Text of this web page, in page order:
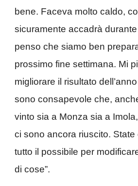
bene. Faceva molto caldo,
sicuramente accadrà
penso che siamo ben
prossimo fine settimana. Mi
migliorare il risultato
sono consapevole che,
vinto sia a Monza sia a
ci sono ancora riuscito. State
tutto il possibile per
di cose”.